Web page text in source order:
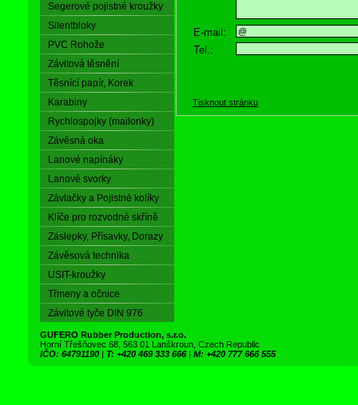
Segerové pojistné kroužky
Silentbloky
PVC Rohože
Závitová těsnění
Těsnící papír, Korek
Karabiny
Rychlospojky (mailonky)
Závěsná oka
Lanové napínáky
Lanové svorky
Závlačky a Pojistné kolíky
Klíče pro rozvodné skříně
Záslepky, Přísavky, Dorazy
Závěsová technika
USIT-kroužky
Třmeny a očnice
Závitové tyče DIN 976
E-mail:
Tel.:
Tisknout stránku
GUFERO Rubber Production, s.r.o.
Horní Třešňovec 68, 563 01 Lanškroun, Czech Republic
IČO: 64791190 | T: +420 469 333 666 | M: +420 777 666 555